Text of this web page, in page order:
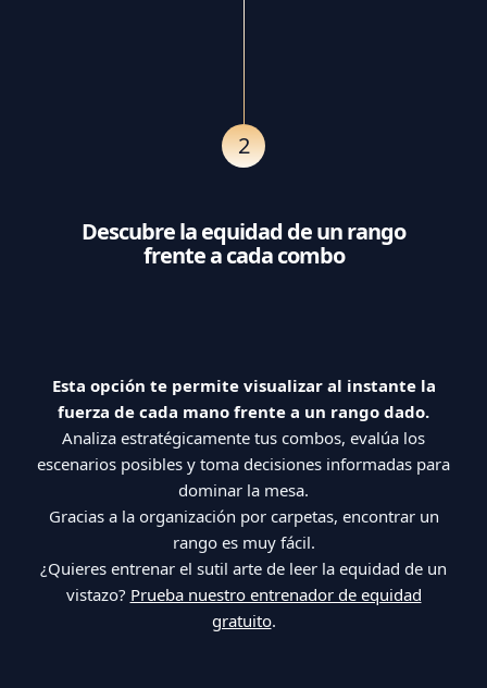
2
Descubre la equidad de un rango
frente a cada combo
Esta opción te permite visualizar al instante la
fuerza de cada mano frente a un rango dado.
Analiza estratégicamente tus combos, evalúa los
escenarios posibles y toma decisiones informadas para
dominar la mesa.
Gracias a la organización por carpetas, encontrar un
rango es muy fácil.
¿Quieres entrenar el sutil arte de leer la equidad de un
vistazo? Prueba nuestro entrenador de equidad
gratuito.